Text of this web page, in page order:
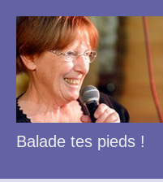
Balade tes pieds !